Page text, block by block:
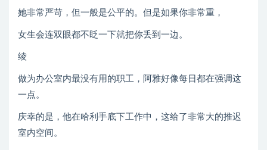
她非常严苛，但一般是公平的。但是如果你非常重，
女生会连双眼都不眨一下就把你丢到一边。
绫
做为办公室内最没有用的职工，阿雅好像每日都在强调这
一点。
庆幸的是，他在哈利手底下工作中，这给了非常大的推迟
室内空间。